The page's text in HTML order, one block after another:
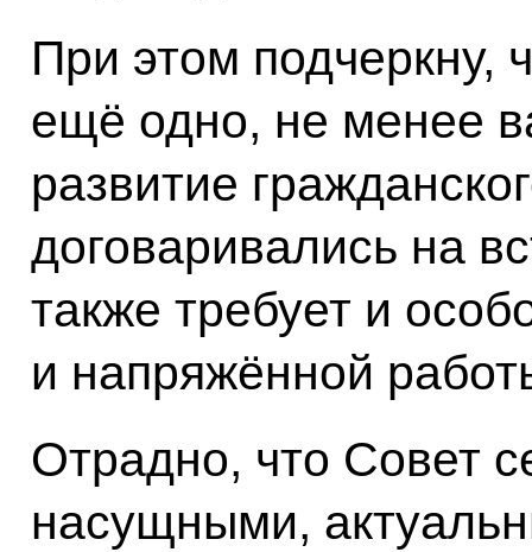
При этом подчеркну,
ещё одно, не менее
развитие
договаривались на
также требует и
и напряжённой
Отрадно, что Совет
насущными,